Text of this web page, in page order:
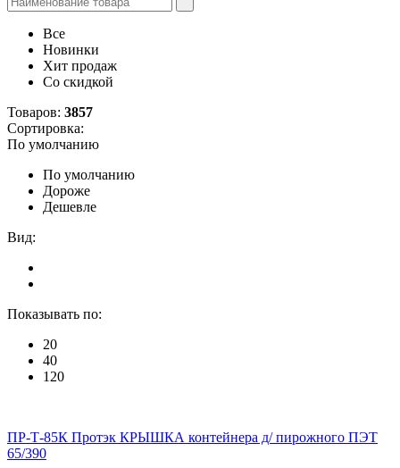
Все
Новинки
Хит продаж
Со скидкой
Товаров: 3857
Сортировка:
По умолчанию
По умолчанию
Дороже
Дешевле
Вид:
Показывать по:
20
40
120
ПР-Т-85К Протэк КРЫШКА контейнера д/ пирожного ПЭТ
65/390